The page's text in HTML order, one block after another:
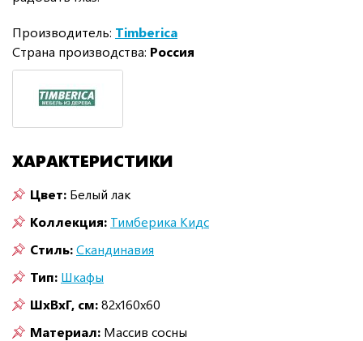
Производитель: Timberica
Страна производства: Россия
ХАРАКТЕРИСТИКИ
Цвет: Белый лак
Коллекция: Тимберика Кидс
Стиль:Скандинавия
Тип: Шкафы
ШxВxГ, см:82x160x60
Материал: Массив сосны